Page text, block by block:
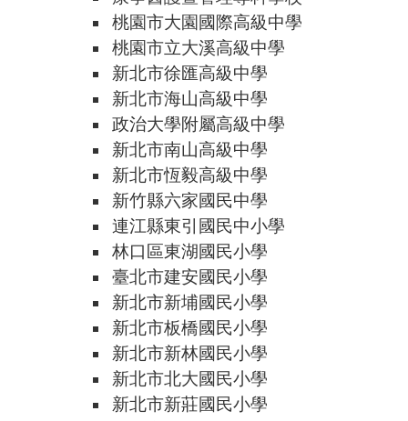
桃園市大園國際高級中學
桃園市立大溪高級中學
新北市徐匯高級中學
新北市海山高級中學
政治大學附屬高級中學
新北市南山高級中學
新北市恆毅高級中學
新竹縣六家國民中學
連江縣東引國民中小學
林口區東湖國民小學
臺北市建安國民小學
新北市新埔國民小學
新北市板橋國民小學
新北市新林國民小學
新北市北大國民小學
新北市新莊國民小學